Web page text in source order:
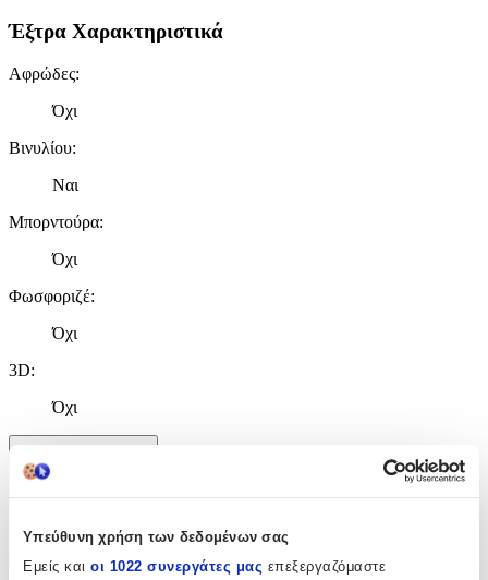
Υπεύθυνη χρήση των δεδομένων σας
Εμείς και οι 1022 συνεργάτες μας επεξεργαζόμαστε
Έξτρα Χαρακτηριστικά
Αφρώδες:
Όχι
Βινυλίου:
Ναι
Μπορντούρα:
Όχι
Φωσφοριζέ:
Όχι
3D:
Όχι
Χαρακτηριστικά
+
Χαρακτηριστικά